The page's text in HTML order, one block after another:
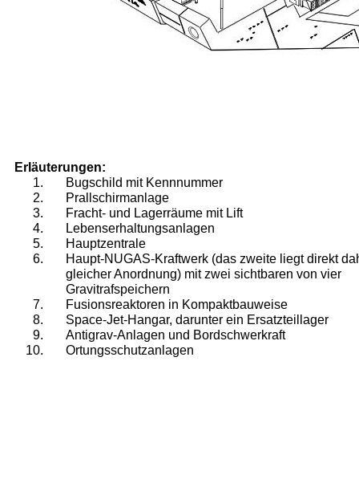
Erläuterungen:
Bugschild mit Kennnummer
Prallschirmanlage
Fracht- und Lagerräume mit Lift
Lebenserhaltungsanlagen
Hauptzentrale
Haupt-NUGAS-Kraftwerk (das zweite liegt direkt
gleicher Anordnung) mit zwei sichtbaren von vier
Gravitrafspeichern
Fusionsreaktoren in Kompaktbauweise
Space-Jet-Hangar, darunter ein Ersatzteillager
Antigrav-Anlagen und Bordschwerkraft
Ortungsschutzanlagen